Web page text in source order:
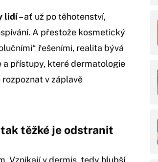
lidí– ať už po těhotenství,
A přestože kosmetický
řešeními, realita bývá
a přístupy, které dermatologie
rozpoznat v záplavě
těžké je odstranit
Vznikají v dermis, tedy hlubší